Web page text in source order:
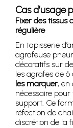
Cas d’usage
Fixer des tissus
régulière
En tapisserie
agrafeuse
décoratifs sur
les agrafes de 6
les marquer, en
nécessaire
support. Ce
réfection de
discrétion de la